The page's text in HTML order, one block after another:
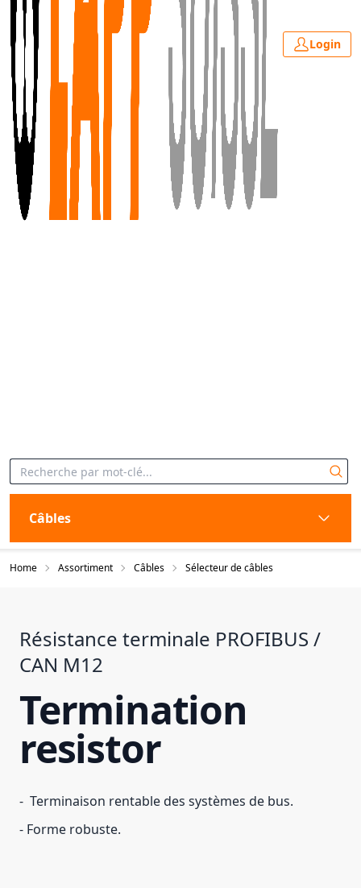
Login
Câbles
Home Assortiment Câbles Sélecteur de câbles
Résistance terminale PROFIBUS /
CAN M12
Termination
resistor
- Terminaison rentable des systèmes de bus.
- Forme robuste.